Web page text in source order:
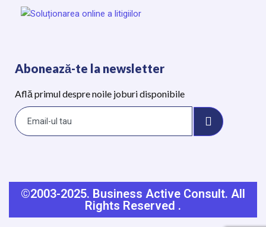
Abonează-te la newsletter
Află primul despre noile joburi disponibile
©2003-2025. Business Active Consult. All
Rights Reserved .